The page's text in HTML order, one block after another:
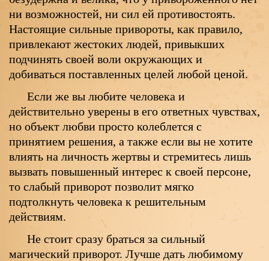
ни возможностей, ни сил ей противостоять.
Настоящие сильные привороты, как правило,
привлекают жестоких людей, привыкших
подчинять своей воли окружающих и
добиваться поставленных целей любой ценой.
Если же вы любите человека и
действительно уверены в его ответных чувствах,
но объект любви просто колеблется с
принятием решения, а также если вы не хотите
влиять на личность жертвы и стремитесь лишь
вызвать повышенный интерес к своей персоне,
то слабый приворот позволит мягко
подтолкнуть человека к решительным
действиям.
Не стоит сразу браться за сильный
магический приворот. Лучше дать любимому